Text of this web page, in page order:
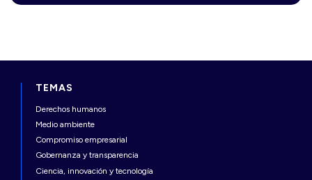
TEMAS
Derechos humanos
Medio ambiente
Compromiso empresarial
Gobernanza y transparencia
Ciencia, innovación y tecnología